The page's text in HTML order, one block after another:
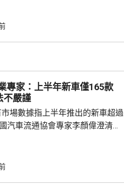
師辛怡然表示，本港上半年經濟
專家：上半年新車僅165款
不嚴謹
場數據指上半年推出的新車超過
汽車流通協會專家李顏偉澄清，
指500多款是車型加上各類配